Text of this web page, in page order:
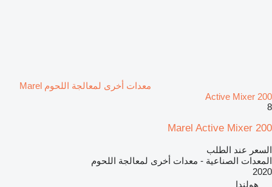
معدات أخرى لمعالجة اللحوم Marel
Active Mixer 200
8
Marel Active Mixer 200
السعر عند الطلب
المعدات الصناعية - معدات أخرى لمعالجة اللحوم
2020
هولندا